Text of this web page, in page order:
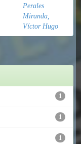
Perales
Miranda,
Víctor Hugo
1
1
1